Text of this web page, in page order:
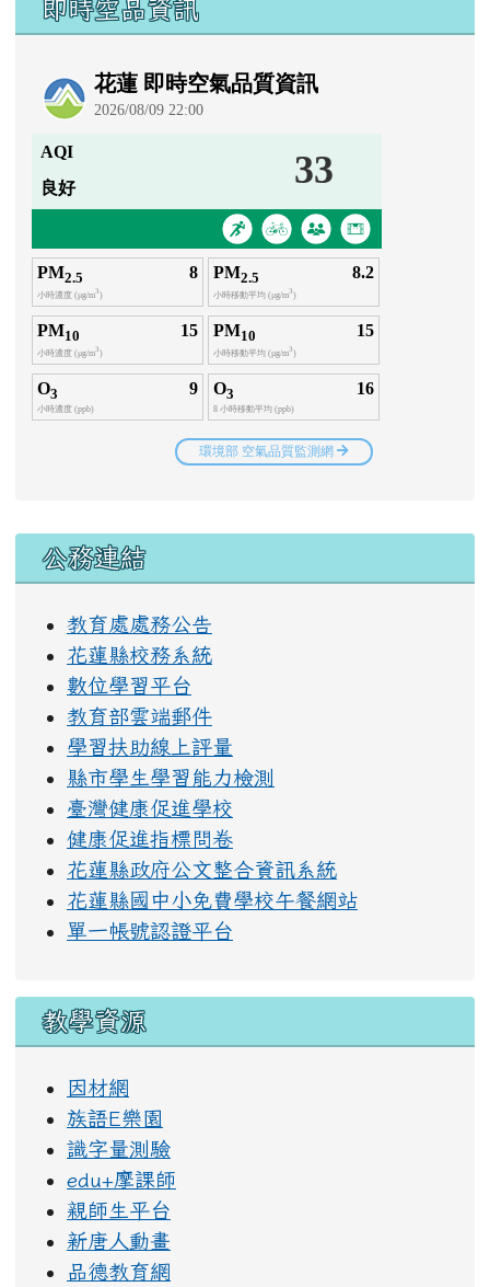
即時空品資訊
右邊區域內容
公務連結
教育處處務公告
花蓮縣校務系統
數位學習平台
教育部雲端郵件
學習扶助線上評量
縣市學生學習能力檢測
臺灣健康促進學校
健康促進指標問卷
花蓮縣政府公文整合資訊系統
花蓮縣國中小免費學校午餐網站
單一帳號認證平台
教學資源
因材網
族語E樂園
識字量測驗
edu+摩課師
親師生平台
新唐人動畫
品德教育網